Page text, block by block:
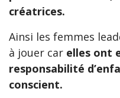
créatrices.
Ainsi les femmes
à jouer car elles ont
responsabilité
conscient.